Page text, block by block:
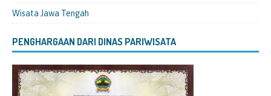
Wisata Jawa Tengah
PENGHARGAAN DARI DINAS PARIWISATA